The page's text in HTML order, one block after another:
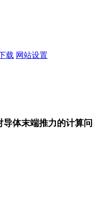
载 网站设置
体末端推力的计算问